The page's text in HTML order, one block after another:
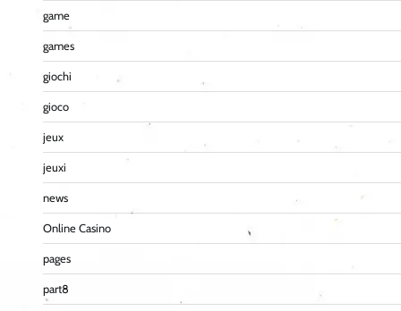
game
games
giochi
gioco
jeux
jeuxi
news
Online Casino
pages
part8